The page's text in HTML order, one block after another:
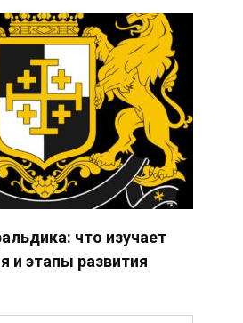
что изучает
и этапы развития